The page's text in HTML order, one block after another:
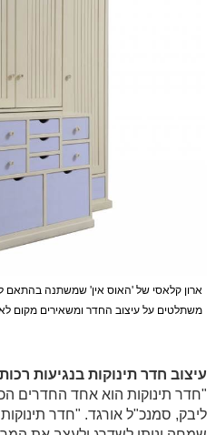
ארון קלאסי של 'האוס אין' שמשתנה בהתאם
משתלטים על עיצוב החדר ומשאירים מקום
עיצוב חדר תינוקות בנגיעות רכות
"חדר תינוקות הוא אחד החדרים
ליבק, סמנכ"ל אורגד. "חדר